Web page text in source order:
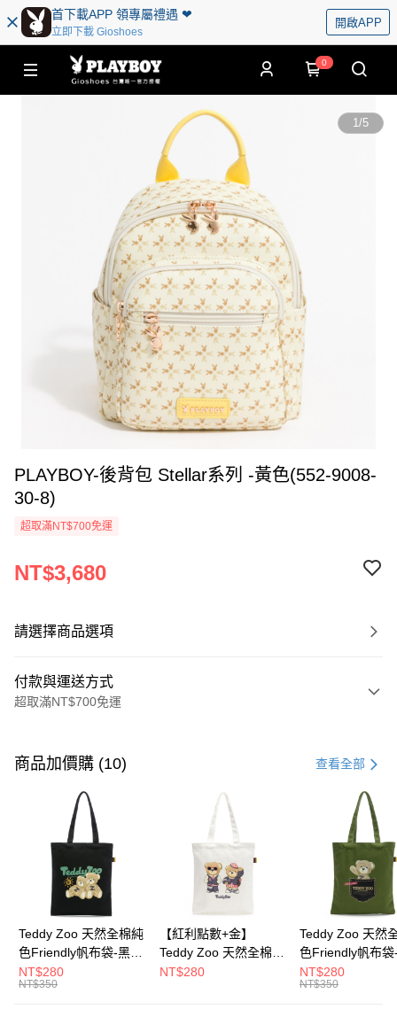
首下載APP 領專屬禮遇 ❤︎
立即下載 Gioshoes
開啟APP
0
1/5
PLAYBOY-後背包 Stellar系列 -黃色(552-9008-
30-8)
超取滿NT$700免運
NT$3,680
請選擇商品選項
付款與運送方式
超取滿NT$700免運
信用卡一次付款
超商取貨付款
Apple Pay
街口支付
大哥付你分期
相關說明
商品加價購 (10) 查看全部
Teddy Zoo 天然全棉純
色Friendly帆布袋-黑色
(TZB107)
NT$280
NT$350
【紅利點數+金】
Teddy Zoo 天然全棉純
色Friendly帆布袋-白色
NT$280
Teddy Zoo 天然
色Friendly帆布袋
色(TZB107)
NT$280
NT$350